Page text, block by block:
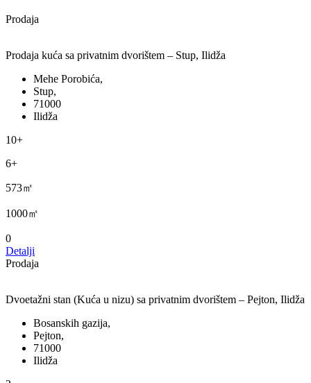
Prodaja
Prodaja kuća sa privatnim dvorištem – Stup, Ilidža
Mehe Porobića,
Stup,
71000
Ilidža
10+
6+
573㎡
1000㎡
0
Detalji
Prodaja
Dvoetažni stan (Kuća u nizu) sa privatnim dvorištem – Pejton, Ilidža
Bosanskih gazija,
Pejton,
71000
Ilidža